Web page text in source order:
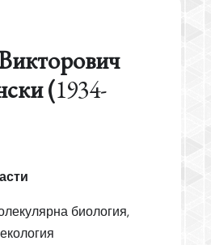
(1934-
биология,